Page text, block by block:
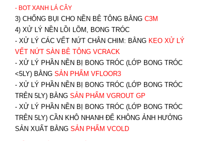
- BOT XANH LÁ CÂY
3) CHỐNG BỤI CHO NỀN BÊ TÔNG BẰNG C3M
4) XỬ LÝ NỀN LỒI LÕM, BONG TRÓC
- XỬ LÝ CÁC VẾT NỨT CHÂN CHIM: BẰNG KEO XỬ LÝ
VẾT NỨT SÀN BÊ TÔNG VCRACK
- XỬ LÝ PHẦN NỀN BỊ BONG TRÓC (LỚP BONG TRÓC
<5LY) BẰNG SẢN PHẨM VFLOOR3
- XỬ LÝ PHẦN NỀN BỊ BONG TRÓC (LỚP BONG TRÓC
TRÊN 5LY) BẰNG SẢN PHẨM VGROUT GP
- XỬ LÝ PHẦN NỀN BỊ BONG TRÓC (LỚP BONG TRÓC
TRÊN 5LY) CẦN KHÔ NHANH ĐỂ KHÔNG ẢNH HƯỞNG
SẢN XUẤT BẰNG SẢN PHẨM VCOLD